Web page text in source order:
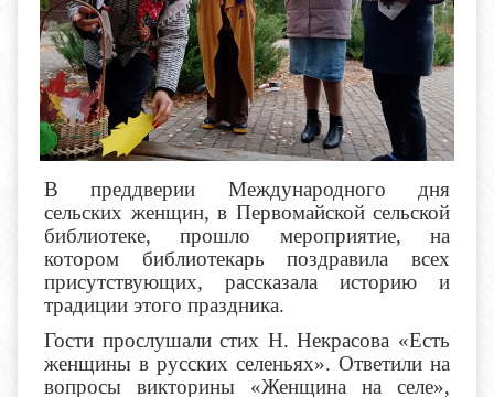
В преддверии Международного дня
сельских женщин, в Первомайской сельской
библиотеке, прошло мероприятие, на
котором библиотекарь поздравила всех
присутствующих, рассказала историю и
традиции этого праздника.
Гости прослушали стих Н. Некрасова «Есть
женщины в русских селеньях». Ответили на
вопросы викторины «Женщина на селе»,